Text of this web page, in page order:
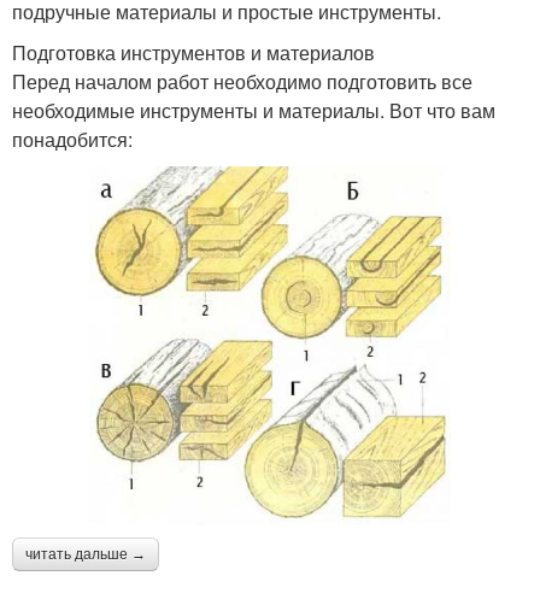
подручные материалы и простые инструменты.
Подготовка инструментов и материалов
Перед началом работ необходимо подготовить все
необходимые инструменты и материалы. Вот что вам
понадобится:
читать дальше →